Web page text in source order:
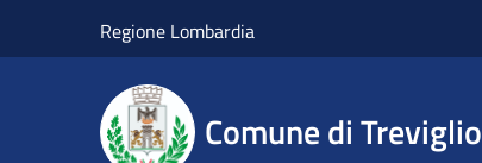
Regione Lombardia
Comune di Treviglio